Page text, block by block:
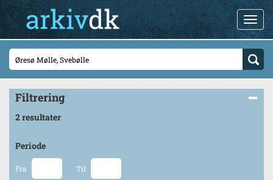
Filtrering
2 resultater
Periode
Fra Til